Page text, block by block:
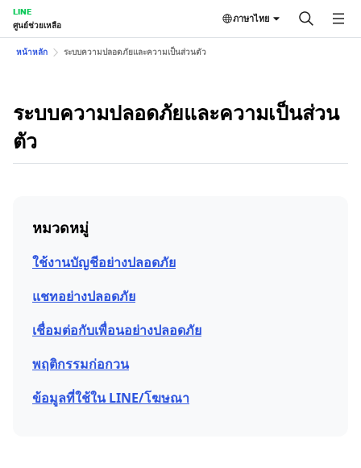
LINE
ศูนย์ช่วยเหลือ
ภาษาไทย
หน้าหลัก ระบบความปลอดภัยและความเป็นส่วนตัว
ระบบความปลอดภัยและความเป็นส่วน
ตัว
หมวดหมู่
ใช้งานบัญชีอย่างปลอดภัย
แชทอย่างปลอดภัย
เชื่อมต่อกับเพื่อนอย่างปลอดภัย
พฤติกรรมก่อกวน
ข้อมูลที่ใช้ใน LINE/โฆษณา